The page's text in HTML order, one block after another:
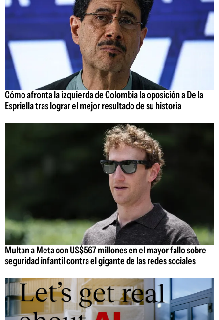
Cómo afronta la izquierda de Colombia la oposición a De la
Espriella tras lograr el mejor resultado de su historia
Multan a Meta con US$567 millones en el mayor fallo sobre
seguridad infantil contra el gigante de las redes sociales